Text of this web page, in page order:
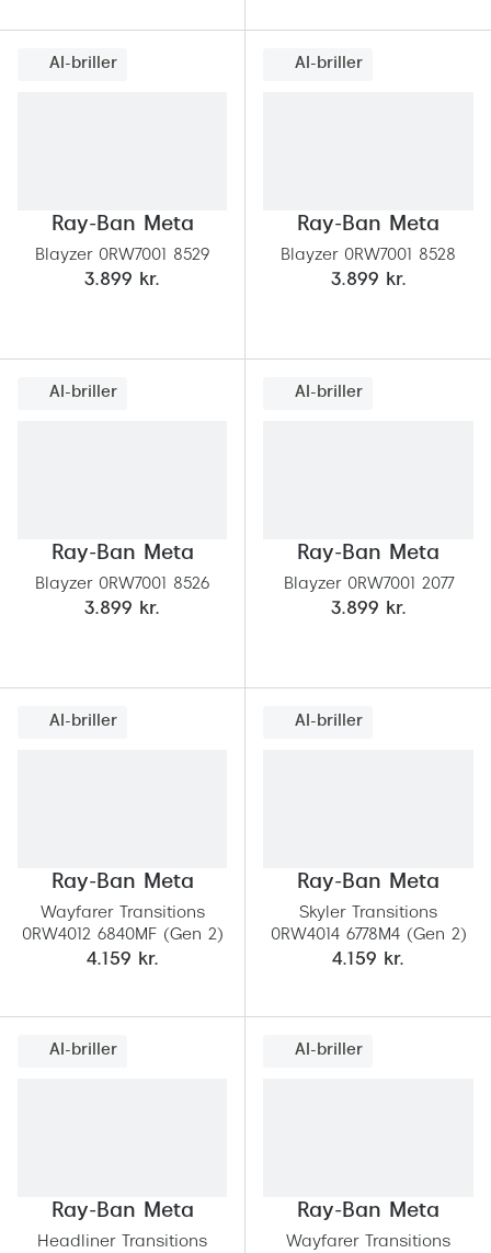
AI-briller
Ray-Ban Meta
Blayzer 0RW7001 8529
3.899 kr.
AI-briller
Ray-Ban Meta
Blayzer 0RW7001 8528
3.899 kr.
AI-briller
Ray-Ban Meta
Blayzer 0RW7001 8526
3.899 kr.
AI-briller
Ray-Ban Meta
Blayzer 0RW7001 2077
3.899 kr.
AI-briller
Ray-Ban Meta
Wayfarer Transitions
0RW4012 6840MF (Gen 2)
4.159 kr.
AI-briller
Ray-Ban Meta
Skyler Transitions
0RW4014 6778M4 (Gen 2)
4.159 kr.
AI-briller
Ray-Ban Meta
Headliner Transitions
AI-briller
Ray-Ban Meta
Wayfarer Transitions